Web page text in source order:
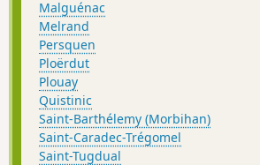
Malguénac
Melrand
Persquen
Ploërdut
Plouay
Quistinic
Saint-Barthélemy (Morbihan)
Saint-Caradec-Trégomel
Saint-Tugdual